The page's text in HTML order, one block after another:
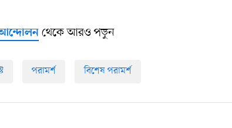
আন্দোলন থেকে আরও পড়ুন
পরামর্শ বিশেষ পরামর্শ